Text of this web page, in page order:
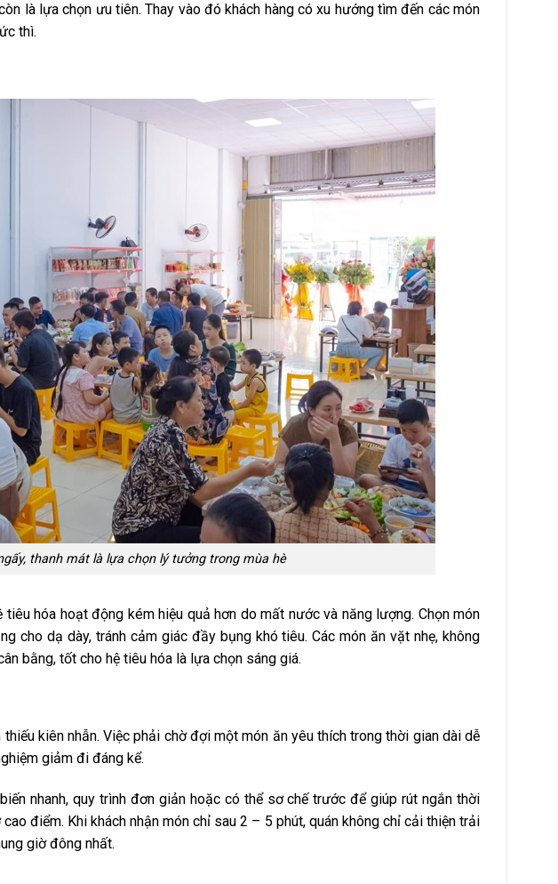
là lựa chọn ưu tiên. Thay vào đó khách hàng có xu hướng tìm đến các món
thì.
thanh mát là lựa chọn lý tưởng trong mùa hè
hóa hoạt động kém hiệu quả hơn do mất nước và năng lượng. Chọn món
cho dạ dày, tránh cảm giác đầy bụng khó tiêu. Các món ăn vặt nhẹ, không
bằng, tốt cho hệ tiêu hóa là lựa chọn sáng giá.
kiên nhẫn. Việc phải chờ đợi một món ăn yêu thích trong thời gian dài dễ
giảm đi đáng kể.
nhanh, quy trình đơn giản hoặc có thể sơ chế trước để giúp rút ngắn thời
điểm. Khi khách nhận món chỉ sau 2 – 5 phút, quán không chỉ cải thiện trải
giờ đông nhất.